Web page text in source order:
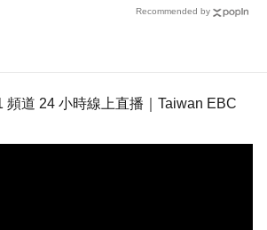
Recommended by
頻道 24 小時線上直播｜Taiwan EBC